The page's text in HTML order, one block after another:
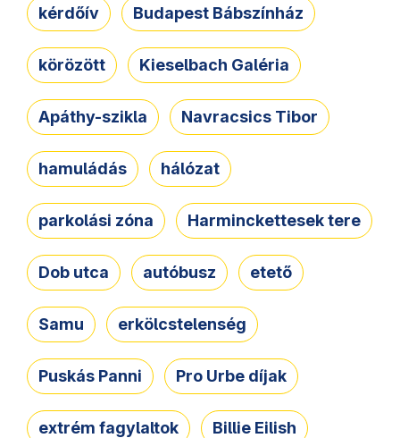
kérdőív Budapest Bábszínház
körözött Kieselbach Galéria
Apáthy-szikla Navracsics Tibor
hamuládás hálózat
parkolási zóna Harminckettesek tere
Dob utca autóbusz etető
Samu erkölcstelenség
Puskás Panni Pro Urbe díjak
extrém fagylaltok Billie Eilish